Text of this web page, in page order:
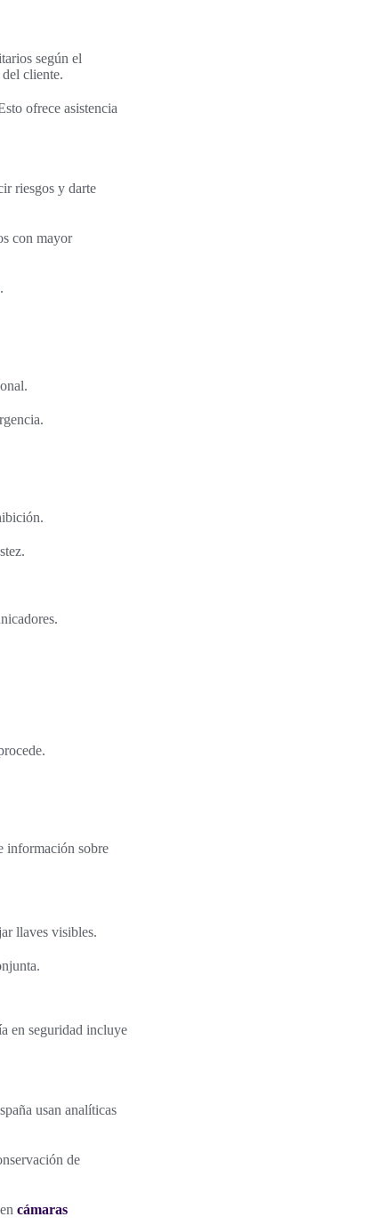
según el
cliente.
ofrece asistencia
riesgos y darte
con mayor
información sobre
llaves visibles.
en seguridad incluye
usan analíticas
de
cámaras